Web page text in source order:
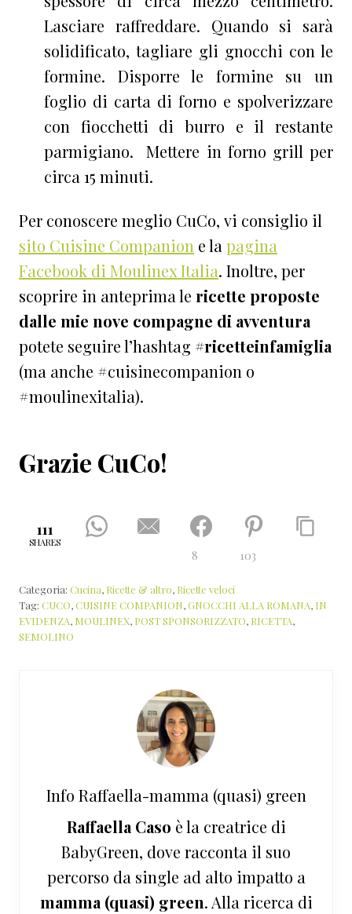
Lasciare raffreddare. Quando si sarà
solidificato, tagliare gli gnocchi con le
formine. Disporre le formine su un
foglio di carta di forno e spolverizzare
con fiocchetti di burro e il restante
parmigiano. Mettere in forno grill per
circa 15 minuti.
Per conoscere meglio CuCo, vi consiglio il
sito Cuisine Companion e la pagina
Facebook di Moulinex Italia. Inoltre, per
scoprire in anteprima le ricette proposte
dalle mie nove compagne di avventura
potete seguire l’hashtag #ricetteinfamiglia
(ma anche #cuisinecompanion o
#moulinexitalia).
Grazie CuCo!
111
SHARES
8 103
Categoria: Cucina, Ricette & altro, Ricette veloci
Tag: CUCO,CUISINE COMPANION,GNOCCHI ALLA ROMANA, IN
EVIDENZA, MOULINEX, POST SPONSORIZZATO, RICETTA,
SEMOLINO
Info Raffaella-mamma (quasi) green
Raffaella Caso è la creatrice di
BabyGreen, dove racconta il suo
percorso da single ad alto impatto a
mamma (quasi) green. Alla ricerca di